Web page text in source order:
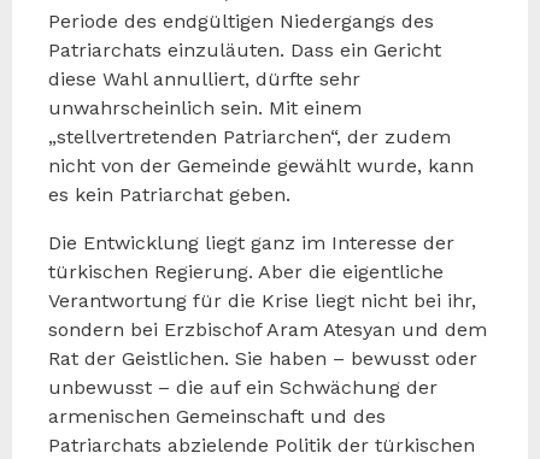
Periode des endgültigen Niedergangs des
Patriarchats einzuläuten. Dass ein Gericht
diese Wahl annulliert, dürfte sehr
unwahrscheinlich sein. Mit einem
„stellvertretenden Patriarchen“, der zudem
nicht von der Gemeinde gewählt wurde, kann
es kein Patriarchat geben.
Die Entwicklung liegt ganz im Interesse der
türkischen Regierung. Aber die eigentliche
Verantwortung für die Krise liegt nicht bei ihr,
sondern bei Erzbischof Aram Atesyan und dem
Rat der Geistlichen. Sie haben – bewusst oder
unbewusst – die auf ein Schwächung der
armenischen Gemeinschaft und des
Patriarchats abzielende Politik der türkischen